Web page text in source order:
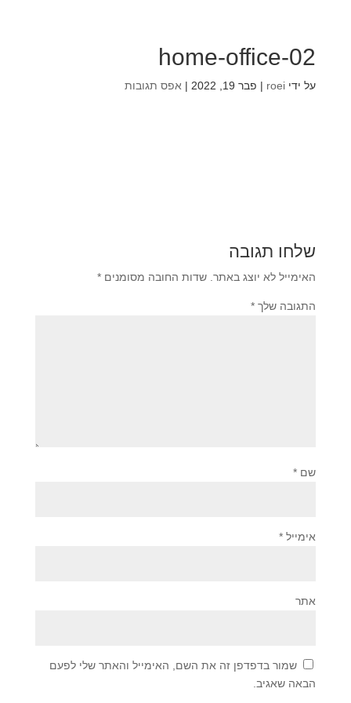
home-office-02
על ידי roei
| פבר 19, 2022 | אפס תגובות
שלחו תגובה
האימייל לא יוצג באתר. שדות החובה מסומנים *
התגובה שלך *
שם *
אימייל *
אתר
שמור בדפדפן זה את השם, האימייל והאתר שלי לפעם
הבאה שאגיב.